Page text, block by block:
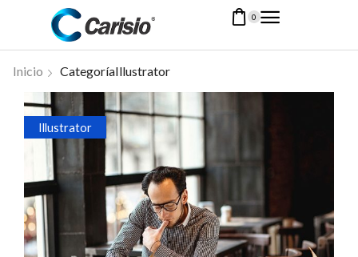
0
Inicio CategoríaIllustrator
Illustrator